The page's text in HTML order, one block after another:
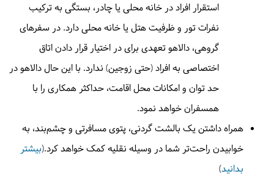
به تهران می رسیم.
صبحانه در رستوران هتل توسط دالاهو ناهار در رستوران
توسط دالاهو
استقرار افراد در خانه محلی یا چادر، بستگی به ترکیب
نفرات تور و ظرفیت هتل یا خانه محلی دارد. در سفرهای
گروهی، دالاهو تعهدی برای در اختیار قرار دادن اتاق
اختصاصی به افراد (حتی زوجین) ندارد. با این حال دالاهو در
حد توان و امکانات محل اقامت، حداکثر همکاری را با
همسفران خواهد نمود.
همراه داشتن یک بالشت گردنی، پتوی مسافرتی و چشم‌بند، به
خوابیدن راحت‌تر شما در وسیله نقلیه کمک خواهد کرد.(بیشتر
بدانید)